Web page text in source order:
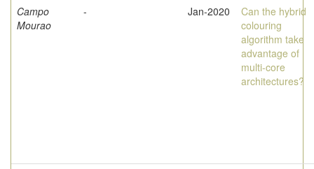
Campo
Mourao
- Jan-2020
Can the hybrid
colouring
algorithm take
advantage of
multi-core
architectures?